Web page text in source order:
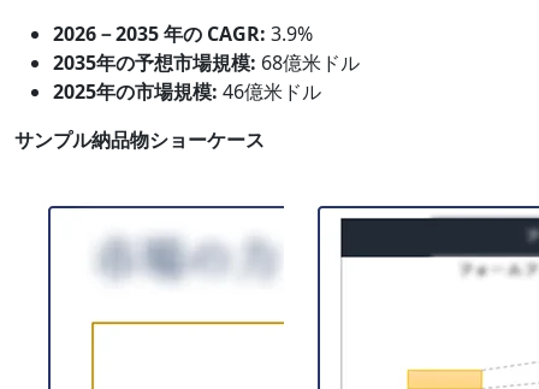
2026－2035 年の CAGR: 3.9%
2035年の予想市場規模: 68億米ドル
2025年の市場規模: 46億米ドル
サンプル納品物ショーケース